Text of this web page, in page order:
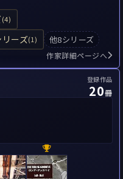
(4)
ーズ(1) 他8シリーズ
作家詳細ページへ
登録作品
20冊